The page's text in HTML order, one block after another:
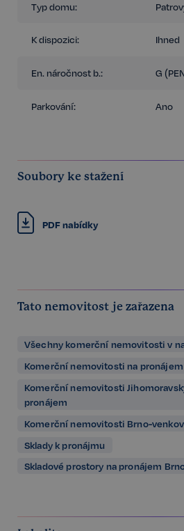
Typ domu:
K dispozici: Ihned
En. náročnost b.: G
Parkování: Ano
Soubory ke stažení
PDF nabídky
Tato nemovitost je zařazena
Všechny komerční nemovitosti v
Komerční nemovitosti na pronájem
Komerční nemovitosti
pronájem
Komerční nemovitosti Brno-
Sklady k pronájmu
Skladové prostory na pronájem